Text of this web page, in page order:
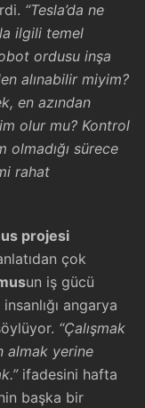
“Tesla’da ne
ilgili temel
ordusu inşa
alınabilir miyim?
en azından
olur mu? Kontrol
sürece
rahat
projesi
çok
un iş gücü
angarya
“Çalışmak
almak yerine
ifadesini hafta
başka bir